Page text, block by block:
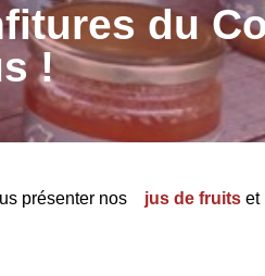
du
!
présenter nos jus de fruits et